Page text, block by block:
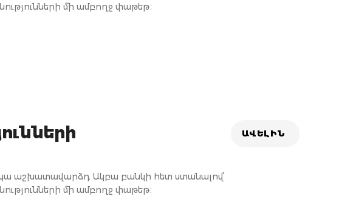
մի ամբողջ փաթեթ։
աշխատավարձդ Ակբա բանկի հետ ստանալով՝
մի ամբողջ փաթեթ։
ԱՎԵԼԻՆ